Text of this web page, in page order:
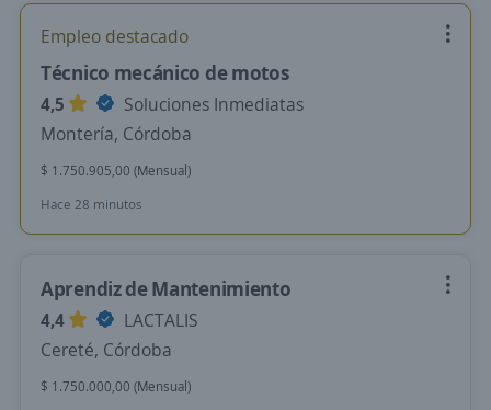
Empleo destacado
Técnico mecánico de motos
4,5
Soluciones Inmediatas
Montería, Córdoba
$ 1.750.905,00 (Mensual)
Hace 28 minutos
Aprendiz de Mantenimiento
4,4
LACTALIS
Cereté, Córdoba
$ 1.750.000,00 (Mensual)